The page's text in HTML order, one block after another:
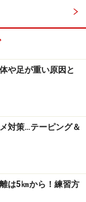
手が後ろに
＆プルオーバ
が否。可動域
発達させるペ
、機能は全然違
筋をほぐし、
や足が重い原因と
対策…テーピング＆
は5㎞から！練習方